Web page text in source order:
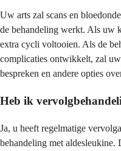
Uw arts zal scans en
de behandeling werkt. Als uw
extra cycli voltooien. Als de
complicaties ontwikkelt, zal
bespreken en andere opties
Heb ik
Ja, u heeft regelmatige
behandeling met aldesleukine.